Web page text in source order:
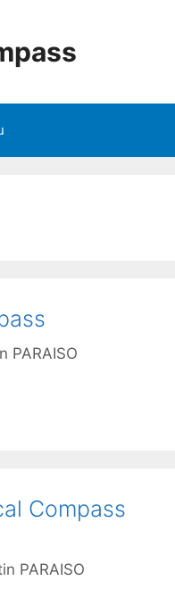
PARAISO
Compass
PARAISO